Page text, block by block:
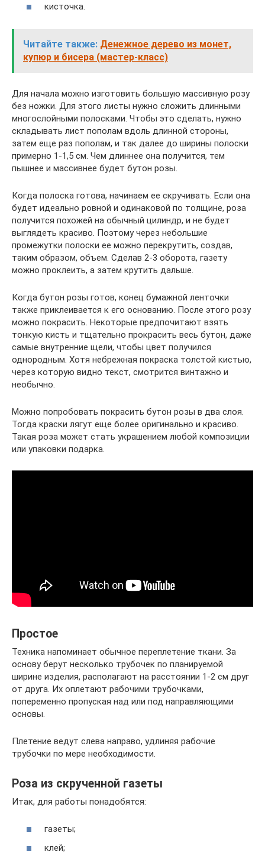
кисточка.
Читайте также: Денежное дерево из монет,
купюр и бисера (мастер-класс)
Для начала можно изготовить большую массивную розу
без ножки. Для этого листы нужно сложить длинными
многослойными полосками. Чтобы это сделать, нужно
складывать лист пополам вдоль длинной стороны,
затем еще раз пополам, и так далее до ширины полоски
примерно 1-1,5 см. Чем длиннее она получится, тем
пышнее и массивнее будет бутон розы.
Когда полоска готова, начинаем ее скручивать. Если она
будет идеально ровной и одинаковой по толщине, роза
получится похожей на обычный цилиндр, и не будет
выглядеть красиво. Поэтому через небольшие
промежутки полоски ее можно перекрутить, создав,
таким образом, объем. Сделав 2-3 оборота, газету
можно проклеить, а затем крутить дальше.
Когда бутон розы готов, конец бумажной ленточки
также приклеивается к его основанию. После этого розу
можно покрасить. Некоторые предпочитают взять
тонкую кисть и тщательно прокрасить весь бутон, даже
самые внутренние щели, чтобы цвет получился
однородным. Хотя небрежная покраска толстой кистью,
через которую видно текст, смотрится винтажно и
необычно.
Можно попробовать покрасить бутон розы в два слоя.
Тогда краски лягут еще более оригинально и красиво.
Такая роза может стать украшением любой композиции
или упаковки подарка.
Простое
Техника напоминает обычное переплетение ткани. За
основу берут несколько трубочек по планируемой
ширине изделия, располагают на расстоянии 1-2 см друг
от друга. Их оплетают рабочими трубочками,
попеременно пропуская над или под направляющими
основы.
Плетение ведут слева направо, удлиняя рабочие
трубочки по мере необходимости.
Роза из скрученной газеты
Итак, для работы понадобятся:
газеты;
клей;